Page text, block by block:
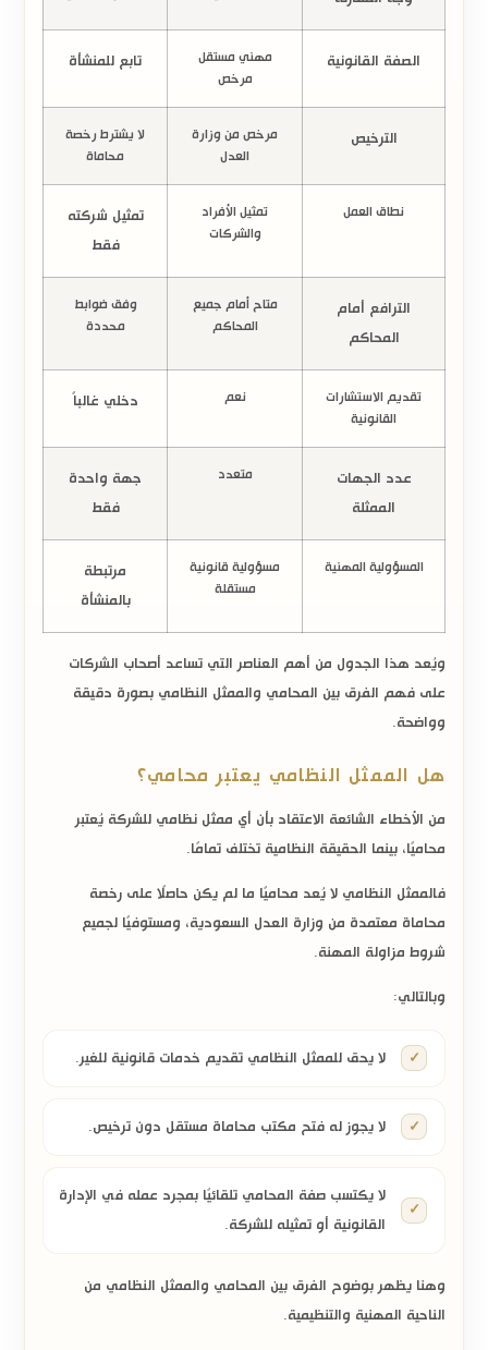
الصفة القانونية
مهني مستقل
مرخص
تابع للمنشأة
الترخيص
مرخص من وزارة
العدل
لا يشترط رخصة
محاماة
نطاق العمل
تمثيل الأفراد
والشركات
تمثيل شركته
فقط
الترافع أمام
المحاكم
متاح أمام جميع
المحاكم
وفق ضوابط
محددة
تقديم الاستشارات
القانونية
نعم دخلي غالباً
عدد الجهات
الممثلة
متعدد
جهة واحدة
فقط
المسؤولية المهنية
مسؤولية قانونية
مستقلة
مرتبطة
بالمنشأة
ويُعد هذا الجدول من أهم العناصر التي تساعد أصحاب الشركات
على فهم الفرق بين المحامي والممثل النظامي بصورة دقيقة
وواضحة.
هل الممثل النظامي يعتبر محامي؟
من الأخطاء الشائعة الاعتقاد بأن أي ممثل نظامي للشركة يُعتبر
محاميًا، بينما الحقيقة النظامية تختلف تمامًا.
فالممثل النظامي لا يُعد محاميًا ما لم يكن حاصلًا على رخصة
محاماة معتمدة من وزارة العدل السعودية، ومستوفيًا لجميع
شروط مزاولة المهنة.
وبالتالي:
لا يحق للممثل النظامي تقديم خدمات قانونية للغير.
لا يجوز له فتح مكتب محاماة مستقل دون ترخيص.
لا يكتسب صفة المحامي تلقائيًا بمجرد عمله في الإدارة
القانونية أو تمثيله للشركة.
وهنا يظهر بوضوح الفرق بين المحامي والممثل النظامي من
الناحية المهنية والتنظيمية.